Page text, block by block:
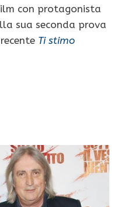
con protagonista
sua seconda prova
Ti stimo